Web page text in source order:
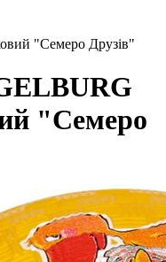
"Семеро Друзів"
"Семеро